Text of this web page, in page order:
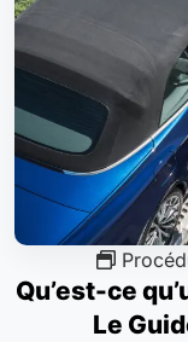
Qu’est-ce
Le